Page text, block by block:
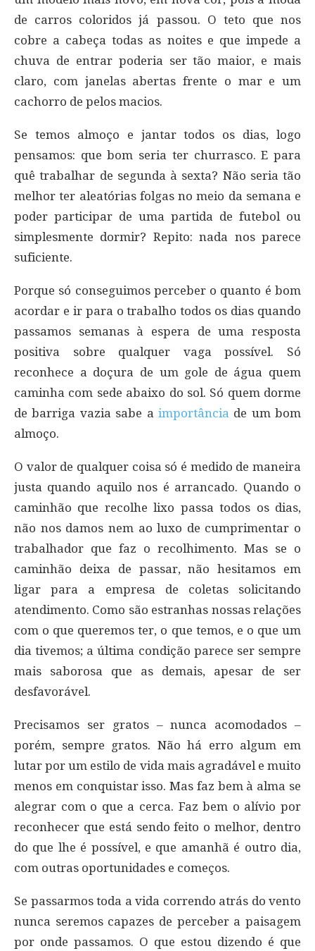
de carros coloridos já passou. O teto que nos
cobre a cabeça todas as noites e que impede a
chuva de entrar poderia ser tão maior, e mais
claro, com janelas abertas frente o mar e um
cachorro de pelos macios.
Se temos almoço e jantar todos os dias, logo
pensamos: que bom seria ter churrasco. E para
quê trabalhar de segunda à sexta? Não seria tão
melhor ter aleatórias folgas no meio da semana e
poder participar de uma partida de futebol ou
simplesmente dormir? Repito: nada nos parece
suficiente.
Porque só conseguimos perceber o quanto é bom
acordar e ir para o trabalho todos os dias quando
passamos semanas à espera de uma resposta
positiva sobre qualquer vaga possível. Só
reconhece a doçura de um gole de água quem
caminha com sede abaixo do sol. Só quem dorme
de barriga vazia sabe a importância de um bom
almoço.
O valor de qualquer coisa só é medido de maneira
justa quando aquilo nos é arrancado. Quando o
caminhão que recolhe lixo passa todos os dias,
não nos damos nem ao luxo de cumprimentar o
trabalhador que faz o recolhimento. Mas se o
caminhão deixa de passar, não hesitamos em
ligar para a empresa de coletas solicitando
atendimento. Como são estranhas nossas relações
com o que queremos ter, o que temos, e o que um
dia tivemos; a última condição parece ser sempre
mais saborosa que as demais, apesar de ser
desfavorável.
Precisamos ser gratos – nunca acomodados –
porém, sempre gratos. Não há erro algum em
lutar por um estilo de vida mais agradável e muito
menos em conquistar isso. Mas faz bem à alma se
alegrar com o que a cerca. Faz bem o alívio por
reconhecer que está sendo feito o melhor, dentro
do que lhe é possível, e que amanhã é outro dia,
com outras oportunidades e começos.
Se passarmos toda a vida correndo atrás do vento
nunca seremos capazes de perceber a paisagem
por onde passamos. O que estou dizendo é que